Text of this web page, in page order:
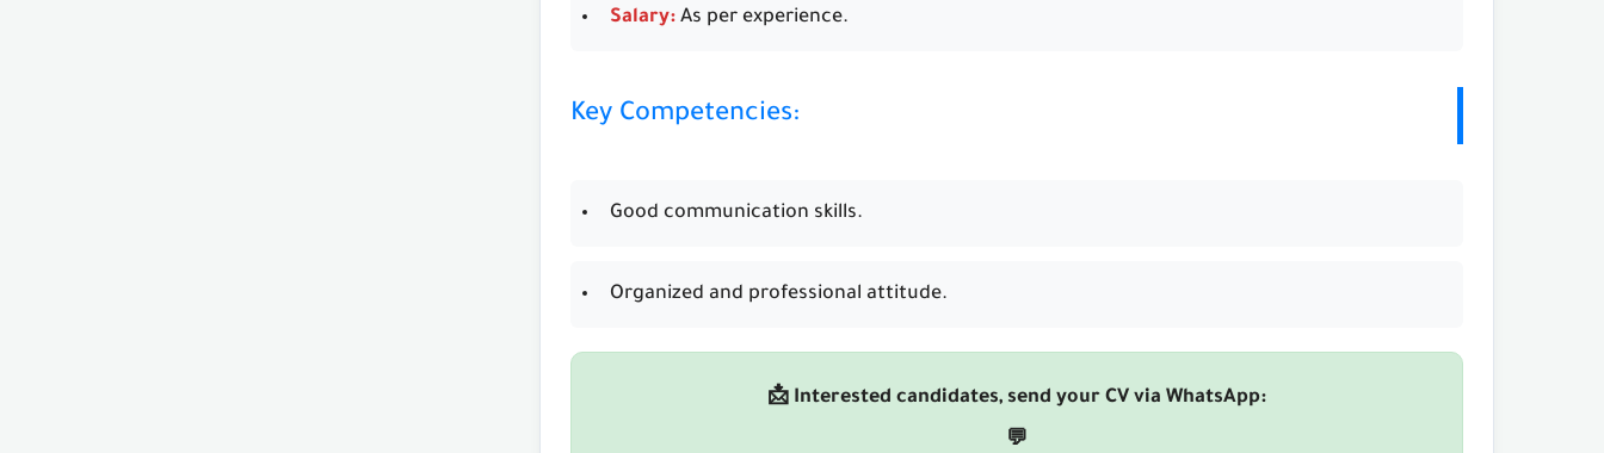
Salary: As per experience.
Key Competencies:
Good communication skills.
Organized and professional attitude.
📩 Interested candidates, send your CV via WhatsApp:
💬